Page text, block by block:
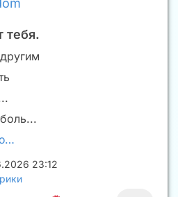
тебя.
23:12